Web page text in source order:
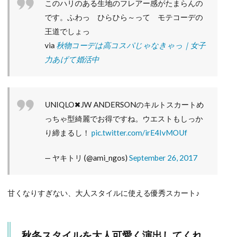
このハリのある生地のフレアー感がたまらんの
です。ふわっ ひらひら～って モテコーデの
王道でしょっ
via 秋物コーデは高コスパじゃなきゃっ｜女子
力あげて婚活中
UNIQLO✖︎JW ANDERSONのキルトスカートめ
っちゃ型綺麗でお得ですね。ウエストもしっか
り締まるし！ pic.twitter.com/irE4IvMOUf
— ヤキトリ (@ami_ngos) September 26, 2017
甘くなりすぎない、大人スタイルに使える優秀スカート♪